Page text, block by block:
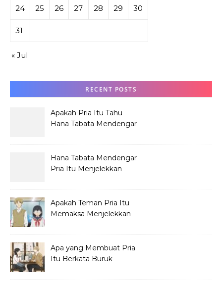
24 25 26 27 28 29 30
31
« Jul
RECENT POSTS
Apakah Pria Itu Tahu
Hana Tabata Mendengar
Hana Tabata Mendengar
Pria Itu Menjelekkan
Apakah Teman Pria Itu
Memaksa Menjelekkan
Apa yang Membuat Pria
Itu Berkata Buruk